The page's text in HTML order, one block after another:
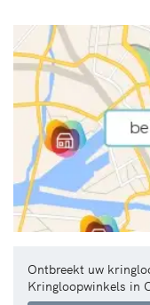
Ontbreekt uw
Kringloopwinkels in